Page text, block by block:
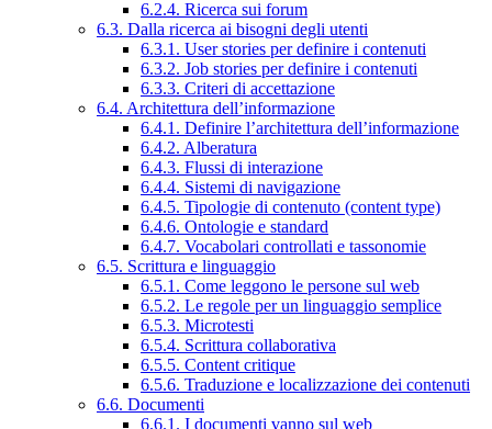
6.2.4. Ricerca sui forum
6.3. Dalla ricerca ai bisogni degli utenti
6.3.1. User stories per definire i contenuti
6.3.2. Job stories per definire i contenuti
6.3.3. Criteri di accettazione
6.4. Architettura dell’informazione
6.4.1. Definire l’architettura dell’informazione
6.4.2. Alberatura
6.4.3. Flussi di interazione
6.4.4. Sistemi di navigazione
6.4.5. Tipologie di contenuto (content type)
6.4.6. Ontologie e standard
6.4.7. Vocabolari controllati e tassonomie
6.5. Scrittura e linguaggio
6.5.1. Come leggono le persone sul web
6.5.2. Le regole per un linguaggio semplice
6.5.3. Microtesti
6.5.4. Scrittura collaborativa
6.5.5. Content critique
6.5.6. Traduzione e localizzazione dei contenuti
6.6. Documenti
6.6.1. I documenti vanno sul web